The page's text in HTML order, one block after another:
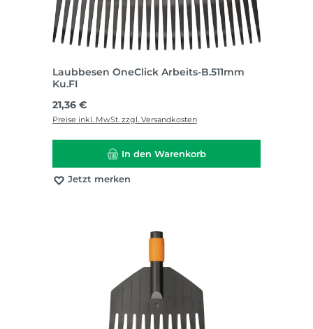
Laubbesen OneClick Arbeits-B.511mm
Ku.FI
Regulärer Preis:
21,36 €
Preise inkl. MwSt. zzgl. Versandkosten
In den Warenkorb
Jetzt merken